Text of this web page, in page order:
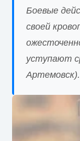
Боевые
своей
уступают
Артемовск).